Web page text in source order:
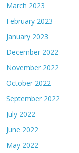
March 2023
February 2023
January 2023
December 2022
November 2022
October 2022
September 2022
July 2022
June 2022
May 2022